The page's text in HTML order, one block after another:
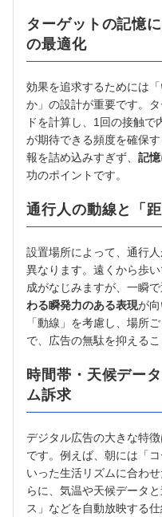
ターゲットの記憶
の最適化
効果を追求するためには
か」の設計が重要です。
ドを計算し、1回の接触
が期待できる頻度を確保
報を詰め込みすぎず、 記
功のポイントです。
通行人の動線と「
設置場所によって、通行
異なります。遠くから歩
成がなじみますが、一瞬
わる瞬発力のある表現が
「動線」を考慮し、場所
で、広告の無駄を抑えるこ
時間帯・天候デー
ム訴求
デジタル広告の大きな特
です。例えば、朝には「
いった生活リズムに合わ
らに、気温や天候データ
ス」などを自動放映する